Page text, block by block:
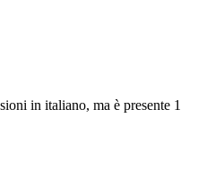
in italiano, ma è presente 1